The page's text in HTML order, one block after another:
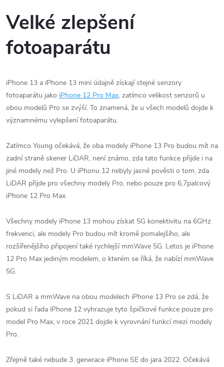
Velké zlepšení
fotoaparátu
iPhone 13 a iPhone 13 mini údajně získají stejné senzory
fotoaparátu jako iPhone 12 Pro Max, zatímco velikost senzorů u
obou modelů Pro se zvýší. To znamená, že u všech modelů dojde k
významnému vylepšení fotoaparátu.
Zatímco Young očekává, že oba modely iPhone 13 Pro budou mít na
zadní straně skener LiDAR, není známo, zda tato funkce přijde i na
jiné modely než Pro. U iPhonu 12 nebyly jasné pověsti o tom, zda
LiDAR přijde pro všechny modely Pro, nebo pouze pro 6,7palcový
iPhone 12 Pro Max.
Všechny modely iPhone 13 mohou získat 5G konektivitu na 6GHz
frekvenci, ale modely Pro budou mít kromě pomalejšího, ale
rozšířenějšího připojení také rychlejší mmWave 5G. Letos je iPhone
12 Pro Max jediným modelem, o kterém se říká, že nabízí mmWave
5G.
S LiDAR a mmWave na obou modelech iPhone 13 Pro se zdá, že
pokud si řada iPhone 12 vyhrazuje tyto špičkové funkce pouze pro
model Pro Max, v roce 2021 dojde k vyrovnání funkcí mezi modely
Pro.
Zřejmě také nebude 3. generace iPhone SE do jara 2022. Očekává